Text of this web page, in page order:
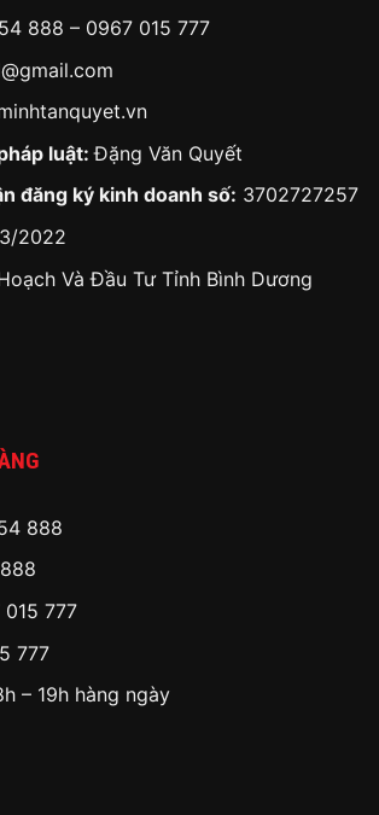
888 – 0967 015 777
luật:Đặng Văn Quyết
đăng ký kinh doanh số: 3702727257
2022
Và Đầu Tư Tỉnh Bình Dương
888
777
777
– 19h hàng ngày